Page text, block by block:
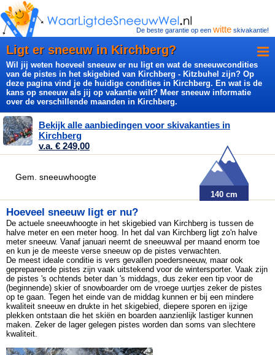
De beste garantie op een witte skivakantie!
Ligt er sneeuw in Kirchberg?
Wil jij weten hoeveel sneeuw er nu ligt en wat de sneeuwcondities
van de pistes in het skigebied van Kirchberg - Kitzbuhel zijn? Op
deze pagina vind je de huidige condities in Kirchberg. En wat is de
kans op sneeuw als jij op vakantie wilt? Meer sneeuw informatie
over de verschillende maanden in Kirchberg.
Bekijk alle aanbiedingen voor skivakanties in
Kirchberg
v.a. € 249,00
140 cm
Gem. sneeuwhoogte
Hoeveel sneeuw ligt er nu?
De actuele sneeuwhoogte in het skigebied van Kirchberg is tussen de
halve meter en een meter hoog. In het dal van Kirchberg ligt zo'n halve
meter sneeuw. Vanaf januari neemt de sneeuwval per maand enorm toe
en kun je de meeste verse sneeuw op de pistes verwachten.
De meest ideale conditie is vers gevallen poedersneeuw, maar ook
geprepareerde pistes zijn vaak uitstekend voor de wintersporter. Vaak zijn
de pistes 's ochtends beter dan 's middags, dus zeker een tip voor de
(beginnende) skier of snowboarder om de vroege uurtjes zeker de pistes
op te gaan. Tegen het einde van de middag kunnen er bij een mindere
kwaliteit sneeuw en drukte in het skigebied, diepere sporen en ijzige
plekken ontstaan die het skiën en boarden aanzienlijk lastiger kunnen
maken. Zeker de lager gelegen pistes worden dan soms van slechtere
kwaliteit.